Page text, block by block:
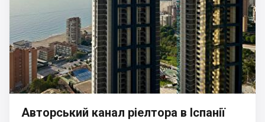
Авторський канал ріелтора в Іспанії